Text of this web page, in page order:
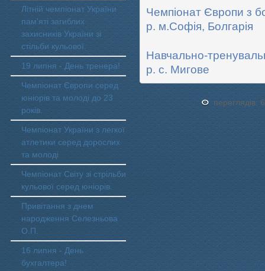
Літній чемпіонат України
пам'яті загиблих
захисників України зі
стільби кульової.
19 липня - День тренера!
Чемпіонат Європи серед
юніорів та молоді до 23
років.
Чемпіонат України з легкої
атлетики серед дорослих
та молоді
Чемпіонат Світу зі стрільби
кульової серед юніорів.
Привітання з днем
народження Селезньова
О.П.
16 липня - День
бухгалтера!
Чемпіонат Європи з
р. м.Софія, Болгарія
Навчально-
р. с. Мигове
переглядів: